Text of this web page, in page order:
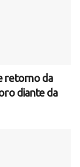
retorno da
diante da